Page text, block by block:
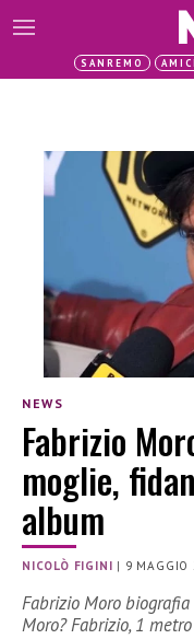
SANREMO
NEWS
Fabrizio
moglie,
album
NICOLÒ FIGINI | 9 MAGGIO
Fabrizio Moro
Moro? Fabrizio, 1